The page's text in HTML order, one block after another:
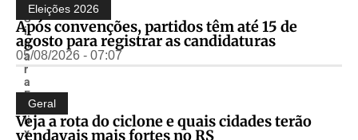
S
i
n
a
r
a
F
é
li
x
Eleições 2026
Após convenções, partidos têm até 15 de
agosto para registrar as candidaturas
05/08/2026 - 07:07
Geral
Veja a rota do ciclone e quais cidades terão
vendavais mais fortes no RS